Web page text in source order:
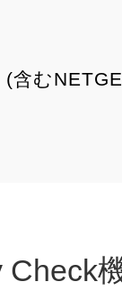
む
Check